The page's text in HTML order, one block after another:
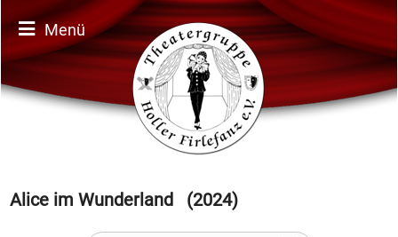
Menü
Alice im Wunderland (2024)